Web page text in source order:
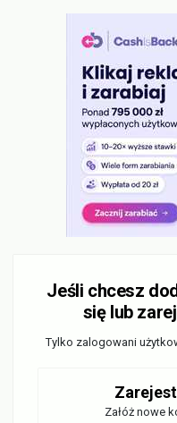
Jeśli chcesz
się lub
Tylko zalogowani
Załóż nowe